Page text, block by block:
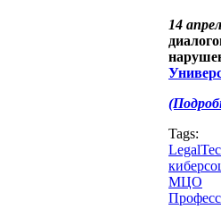
14
Tags:
МЦО